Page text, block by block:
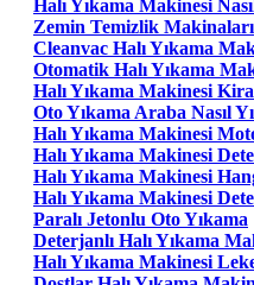
Halı Yıkama Makinesi
Zemin Temizlik Makinaları
Cleanvac Halı Yıkama
Otomatik Halı Yıkama
Halı Yıkama Makinesi
Oto Yıkama Araba Nasıl
Halı Yıkama Makinesi
Halı Yıkama Makinesi
Halı Yıkama Makinesi
Halı Yıkama Makinesi
Paralı Jetonlu Oto Yıkama
Deterjanlı Halı Yıkama
Halı Yıkama Makinesi